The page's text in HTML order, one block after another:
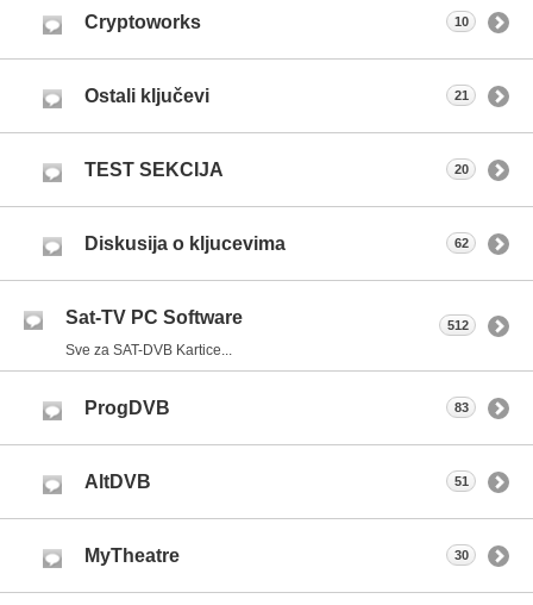
Cryptoworks 10
Ostali ključevi 21
TEST SEKCIJA 20
Diskusija o kljucevima 62
Sat-TV PC Software
Sve za SAT-DVB Kartice...
512
ProgDVB 83
AltDVB 51
MyTheatre 30